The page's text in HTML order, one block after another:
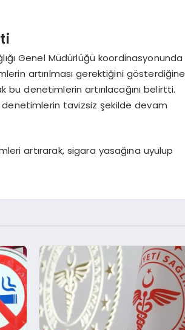
Genel Müdürlüğü koordinasyonunda
artırılması gerektiğini gösterdiğine
denetimlerin artırılacağını belirtti.
denetimlerin tavizsiz şekilde devam
artırarak, sigara yasağına uyulup